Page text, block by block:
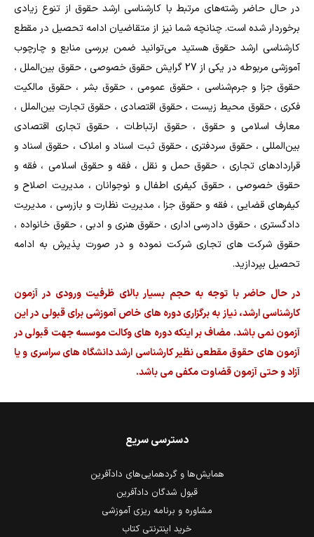
در حال حاضر رشته‌های مرتبط با کارشناسی ارشد حقوق از تنوع زیادی
برخوردار شده است. چنانچه شما نیز از متقاضیان ادامه تحصیل در مقطع
کارشناسی ارشد حقوق هستید می‌توانید ضمن بررسی منابع و چارچوب
آموزشی مربوطه در یکی از 27 گرایش حقوق خصوصي ، حقوق بين‌الملل ،
حقوق جزا و جرم‌شناسي ، حقوق عمومي ، حقوق بشر ، حقوق مالكيت
فكري ، حقوق محيط زيست ، حقوق اقتصادي ، حقوق تجارت بين‌الملل ،
معارف اسلامي و حقوق ، حقوق ارتباطات ، حقوق تجاري اقتصادي
بين‌المللي ، حقوق سردفتری ، حقوق ثبت اسناد و املاک ، حقوق اسناد و
قراردادهای تجاری ، حقوق حمل و نقل ، فقه و حقوق اسلامی ، فقه و
حقوق خصوصی ، حقوق کیفری اطفال و نوجوانان ، مدیریت اصلاح و
کیفرهای قضایی ، فقه و حقوق جزا ، مدیریت نظارت و بازرسی ، مدیریت
دادگستری ، حقوق دادرسی اداری ، حقوق هنری و ادبی ، حقوق خانواده ،
حقوق شرکت های تجاری شرکت نموده و در صورت پذیرش به ادامه
تحصیل بپردازید.
در حال حاضر با توجه به حجم بسیار بالای ظرفیت ورودی در آزمون
کارشناسی ارشد، نیاز به برگزاری دوره های خاص آموزشی برای قبولی در این
آزمون نمی باشد. مضاف بر اینکه دوره های وکالت موسسه جهت قبولی در
آزمون های حقوق مقطعی نظیر کارشناسی ارشد دانشگاه های سراسری و یا
آزاد و حتی آزمون قضاوت مکفی می باشد.
دسترسی سریع
همایش‌ها و گردهمایی‌های دادآفرین
قبول شدگان دادآفرین
مشاوره و برنامه ریزی آموزشی
خرید اینترنتی کتاب